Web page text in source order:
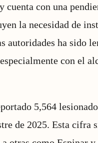
con una
la necesidad de
autoridades ha sido
con el
5,564
de 2025. Esta cifra